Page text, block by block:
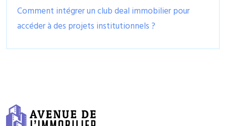
Comment intégrer un club deal immobilier pour
accéder à des projets institutionnels ?